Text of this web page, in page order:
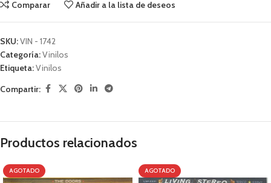
Comparar
Añadir a la lista de deseos
SKU:VIN - 1742
Categoría:Vinilos
Etiqueta:Vinilos
Compartir:
Productos relacionados
AGOTADO AGOTADO